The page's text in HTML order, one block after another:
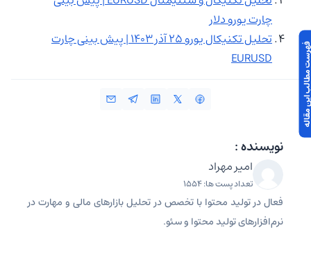
چارت یورو دلار
تحلیل تکنیکال یورو ۲۵ آذر ۱۴۰۳ | پیش بینی چارت
EURUSD
نویسنده :
امیر مهراد
تعداد پست ها: 1554
فعال در تولید محتوا با تخصص در تحلیل بازارهای مالی و مهارت در
نرم‌افزارهای تولید محتوا و سئو.
مقاله